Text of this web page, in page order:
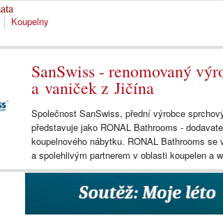
Koupelny
SanSwiss - renomovaný
a vaniček z Jičína
Společnost SanSwiss, přední výrobce
představuje jako RONAL Bathrooms -
koupelnového nábytku. RONAL Bathrooms
a spolehlivým partnerem v oblasti koupelen a